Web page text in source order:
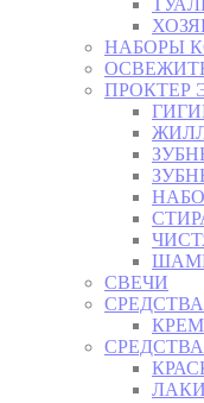
НАБОРЫ
ПРОКТЕР
СВЕЧИ